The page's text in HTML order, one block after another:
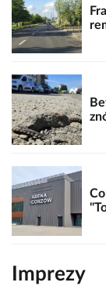
Imprezy